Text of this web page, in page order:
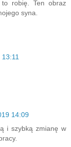
robię. Ten obraz
syna.
14:09
i szybką zmianę w